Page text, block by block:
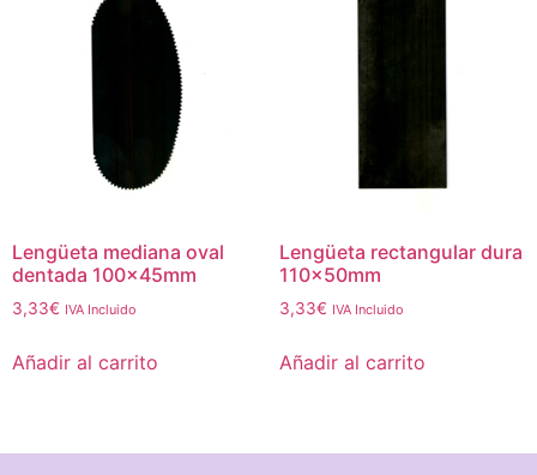
Lengüeta mediana oval
dentada 100x45mm
3,33€ IVA Incluido
Añadir al carrito
Lengüeta rectangular dura
110x50mm
3,33€ IVA Incluido
Añadir al carrito